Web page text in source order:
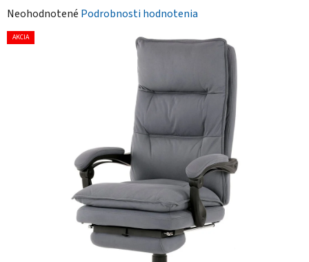
Priemerné
hodnotenie
Neohodnotené Podrobnosti hodnotenia
AKCIA